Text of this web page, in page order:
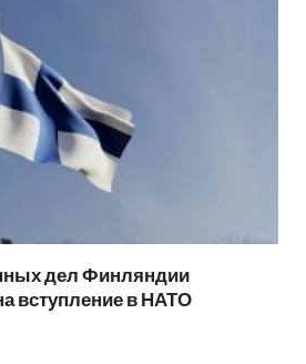
дел Финляндии
вступление в НАТО